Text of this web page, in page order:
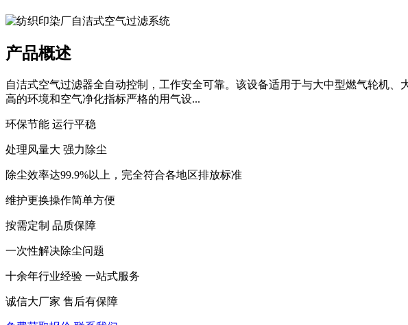
产品概述
自洁式空气过滤器全自动控制，工作安全可靠。该设备适用于与大中型燃气轮机
高的环境和空气净化指标严格的用气设...
环保节能 运行平稳
处理风量大 强力除尘
除尘效率达99.9%以上，完全符合各地区排放标准
维护更换操作简单方便
按需定制 品质保障
一次性解决除尘问题
十余年行业经验 一站式服务
诚信大厂家 售后有保障